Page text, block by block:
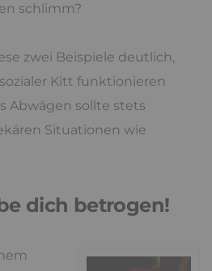
schlimm?
zwei Beispiele deutlich,
Kitt funktionieren
Abwägen sollte stets
Situationen wie
dich betrogen!